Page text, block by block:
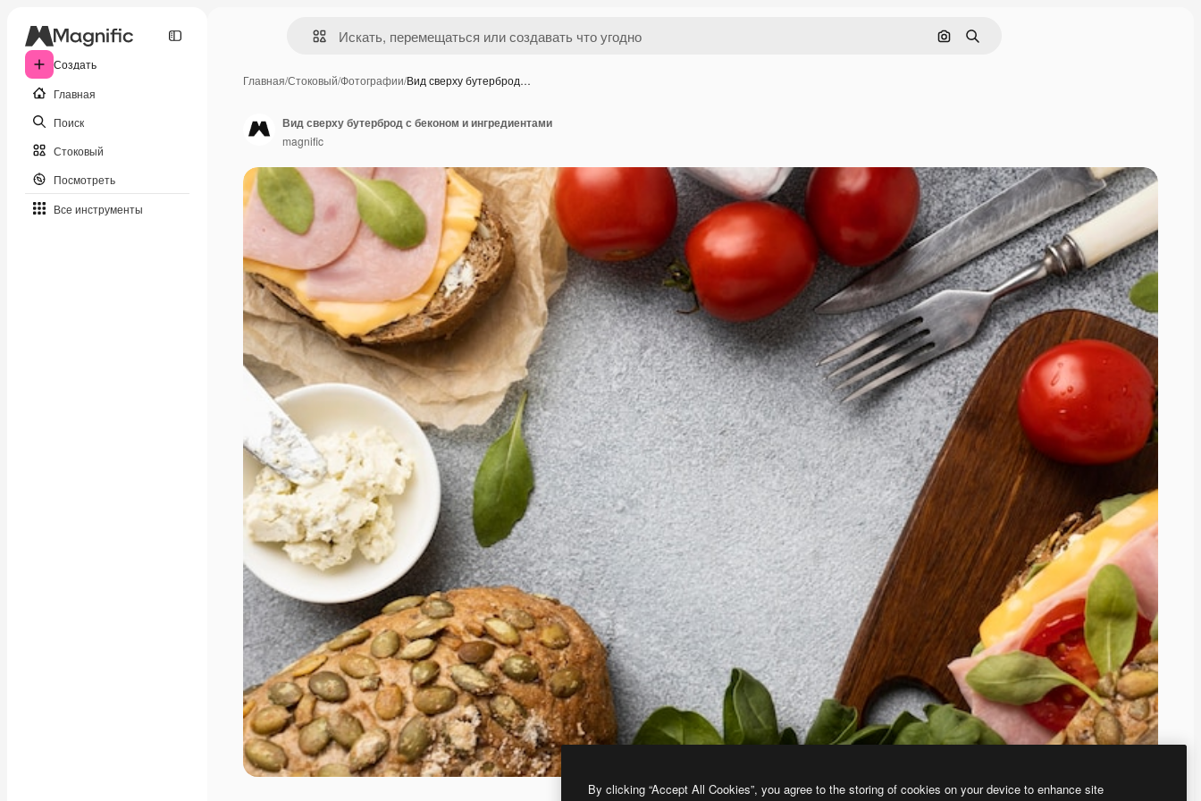
Создать
Главная
Поиск
Стоковый
Посмотреть
Все инструменты
Поиск по изображению
Поиск
Главная/Стоковый/Фотографии/Вид сверху бутерброд…
Вид сверху бутерброд с беконом и ингредиентами
magnific
By clicking “Accept All Cookies”, you agree to the storing of cookies on your device to enhance site